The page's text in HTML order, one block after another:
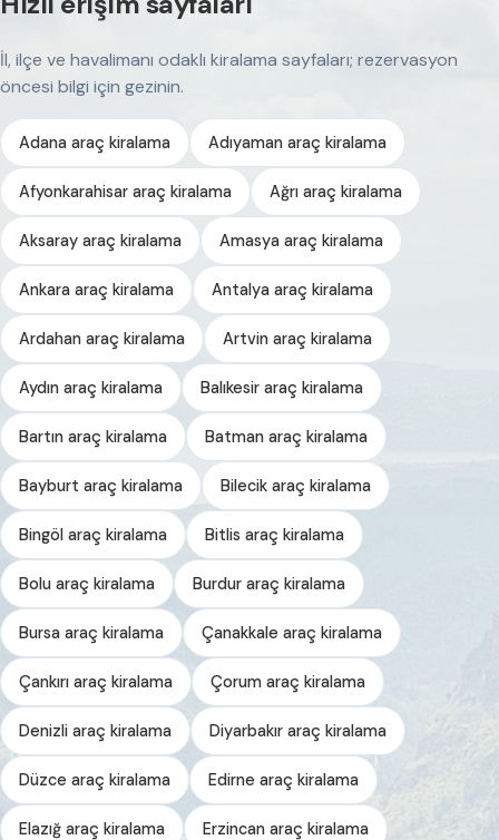
İl, ilçe ve havalimanı odaklı kiralama sayfaları; rezervasyon
öncesi bilgi için gezinin.
Adana araç kiralama Adıyaman araç kiralama
Afyonkarahisar araç kiralama Ağrı araç kiralama
Aksaray araç kiralama Amasya araç kiralama
Ankara araç kiralama Antalya araç kiralama
Ardahan araç kiralama Artvin araç kiralama
Aydın araç kiralama Balıkesir araç kiralama
Bartın araç kiralama Batman araç kiralama
Bayburt araç kiralama Bilecik araç kiralama
Bingöl araç kiralama Bitlis araç kiralama
Bolu araç kiralama Burdur araç kiralama
Bursa araç kiralama Çanakkale araç kiralama
Çankırı araç kiralama Çorum araç kiralama
Denizli araç kiralama Diyarbakır araç kiralama
Düzce araç kiralama Edirne araç kiralama
Elazığ araç kiralama Erzincan araç kiralama